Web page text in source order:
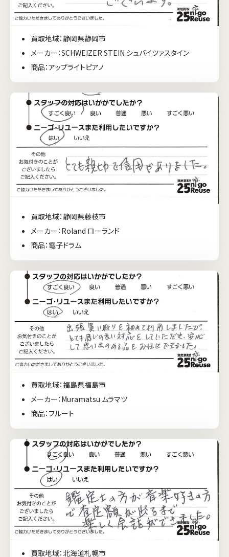
買取地域：静岡県静岡市
メーカー：SCHWEIZER STEIN シュバイツァスタイン
商品：アップライトピアノ
買取地域：静岡県藤枝市
メーカー：Roland ローランド
商品：電子ドラム
買取地域：福島県福島市
メーカー：Muramatsu ムラマツ
商品：フルート
買取地域：北海道札幌市